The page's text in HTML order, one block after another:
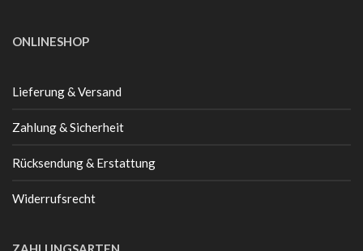
ONLINESHOP
Lieferung & Versand
Zahlung & Sicherheit
Rücksendung & Erstattung
Widerrufsrecht